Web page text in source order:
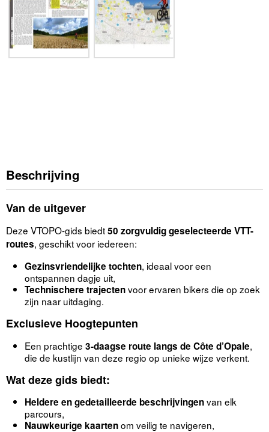
Beschrijving
Van de uitgever
Deze VTOPO-gids biedt50 zorgvuldig geselecteerde VTT-
routes, geschikt voor iedereen:
Gezinsvriendelijke tochten, ideaal voor een
ontspannen dagje uit,
Technischere trajectenvoor ervaren bikers die op zoek
zijn naar uitdaging.
Exclusieve Hoogtepunten
Een prachtige 3-daagse route langs de Côte d’Opale,
die de kustlijn van deze regio op unieke wijze verkent.
Wat deze gids biedt:
Heldere en gedetailleerde beschrijvingenvan elk
parcours,
Nauwkeurige kaartenom veilig te navigeren,